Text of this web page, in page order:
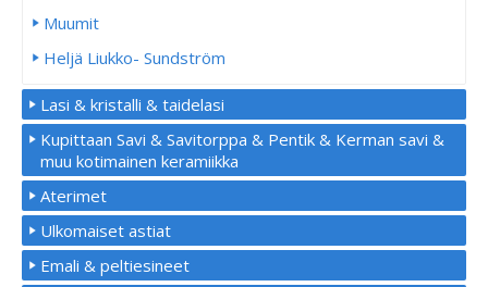
Muumit
Heljä Liukko- Sundström
Lasi & kristalli & taidelasi
Kupittaan Savi & Savitorppa & Pentik & Kerman savi &
muu kotimainen keramiikka
Aterimet
Ulkomaiset astiat
Emali & peltiesineet